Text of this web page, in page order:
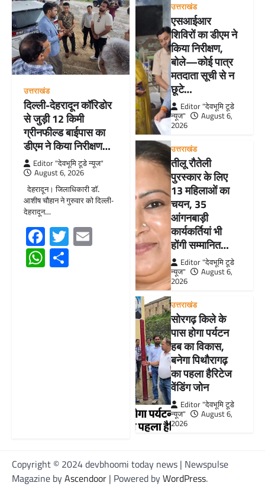
उत्तराखंड
दिल्ली-देहरादून कॉरिडोर
से जुड़ी 12 किमी
ग्रीनफील्ड बाईपास का
डीएम ने किया निरीक्षण…
Editor "देवभूमि टूडे न्यूज"
August 6, 2026
देहरादून। जिलाधिकारी डॉ.
आशीष चौहान ने गुरुवार को दिल्ली-
देहरादून…
Facebook
TwitterEmail
WhatsApp
उत्तराखंड
एसआईआर
शिविरों का डीएम ने
किया निरीक्षण,
बोले—कोई पात्र
मतदाता सूची से न
छूटे…
Editor "देवभूमि टूडे
न्यूज"
August 6,
2026
उत्तराखंड
तीलू रौतेली
पुरस्कार के लिए
13 महिलाओं का
चयन, 35
आंगनबाड़ी
कार्यकर्तियां भी
होंगी सम्मानित…
Editor "देवभूमि टूडे
न्यूज"
August 6,
2026
उत्तराखंड
सोरगढ़ किले के
पास होगा पर्यटन
हब का विकास,
बनेगा पिथौरागढ़
का पहला हैरिटेज
वेंडिंग जोन
Editor "देवभूमि टूडे
न्यूज"
August 6,
2026
Copyright © 2024 devbhoomi today news | Newspulse
Magazine byAscendoor | Powered byWordPress.